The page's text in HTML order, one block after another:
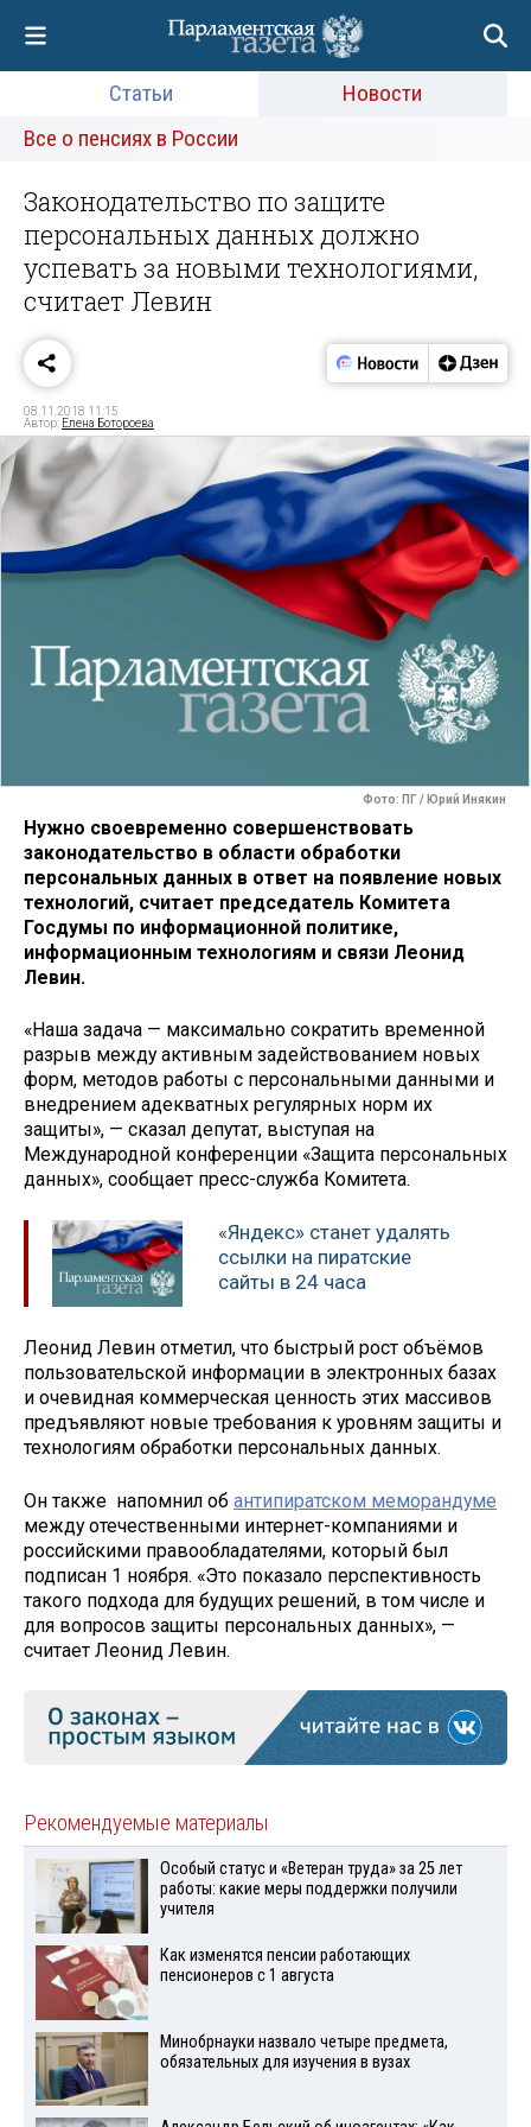
Статьи
Новости
Все о пенсиях в России
Законодательство по защите
персональных данных должно
успевать за новыми технологиями,
считает Левин
08.11.2018 11:15
Автор: Елена Ботороева
Фото: ПГ / Юрий Инякин
Нужно своевременно совершенствовать
законодательство в области обработки
персональных данных в ответ на появление новых
технологий, считает председатель Комитета
Госдумы по информационной политике,
информационным технологиям и связи Леонид
Левин.
«Наша задача — максимально сократить временной
разрыв между активным задействованием новых
форм, методов работы с персональными данными и
внедрением адекватных регулярных норм их
защиты», — сказал депутат, выступая на
Международной конференции «Защита персональных
данных», сообщает пресс-служба Комитета.
«Яндекс» станет удалять
ссылки на пиратские
сайты в 24 часа
Леонид Левин отметил, что быстрый рост объёмов
пользовательской информации в электронных базах
и очевидная коммерческая ценность этих массивов
предъявляют новые требования к уровням защиты и
технологиям обработки персональных данных.
Он также напомнил об антипиратском меморандуме
между отечественными интернет-компаниями и
российскими правообладателями, который был
подписан 1 ноября. «Это показало перспективность
такого подхода для будущих решений, в том числе и
для вопросов защиты персональных данных», —
считает Леонид Левин.
Рекомендуемые материалы
Особый статус и «Ветеран труда» за 25 лет
работы: какие меры поддержки получили
учителя
Как изменятся пенсии работающих
пенсионеров с 1 августа
Минобрнауки назвало четыре предмета,
обязательных для изучения в вузах